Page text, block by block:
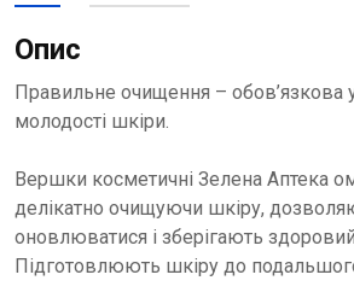
Опис
Правильне очищення – обов’язкова
молодості шкіри.
Вершки косметичні Зелена Аптека
делікатно очищуючи шкіру,
оновлюватися і зберігають
Підготовлюють шкіру до